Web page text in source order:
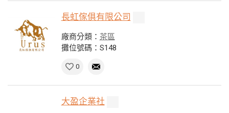
長虹傢俱有限公司
廠商分類： 茶區
攤位號碼：S148
0
大盈企業社